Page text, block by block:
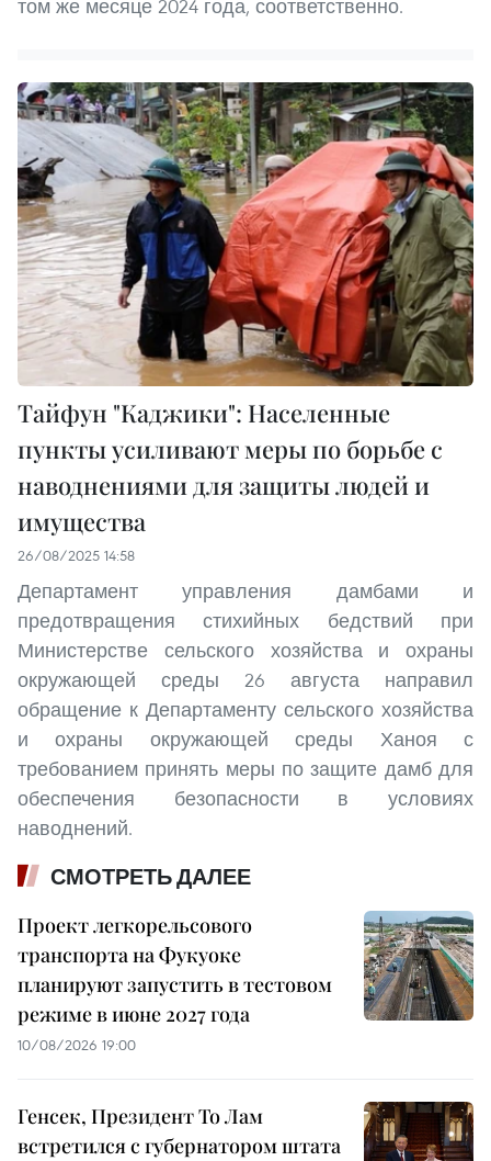
том же месяце 2024 года, соответственно.
Тайфун "Каджики": Населенные
пункты усиливают меры по борьбе с
наводнениями для защиты людей и
имущества
26/08/2025 14:58
Департамент управления дамбами и
предотвращения стихийных бедствий при
Министерстве сельского хозяйства и охраны
окружающей среды 26 августа направил
обращение к Департаменту сельского хозяйства
и охраны окружающей среды Ханоя с
требованием принять меры по защите дамб для
обеспечения безопасности в условиях
наводнений.
СМОТРЕТЬ ДАЛЕЕ
Проект легкорельсового
транспорта на Фукуоке
планируют запустить в тестовом
режиме в июне 2027 года
10/08/2026 19:00
Генсек, Президент То Лам
встретился с губернатором штата